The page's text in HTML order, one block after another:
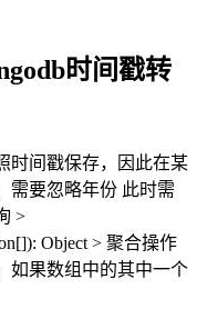
时间戳转
时间戳保存，因此在某
需要忽略年份 此时需
>
Object > 聚合操作
如果数组中的其中一个